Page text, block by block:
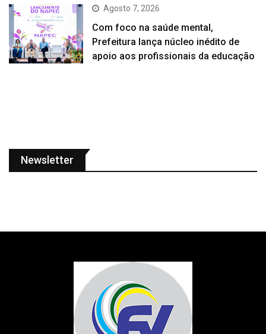
Agosto 7, 2026
Com foco na saúde mental,
Prefeitura lança núcleo inédito de
apoio aos profissionais da educação
Newsletter